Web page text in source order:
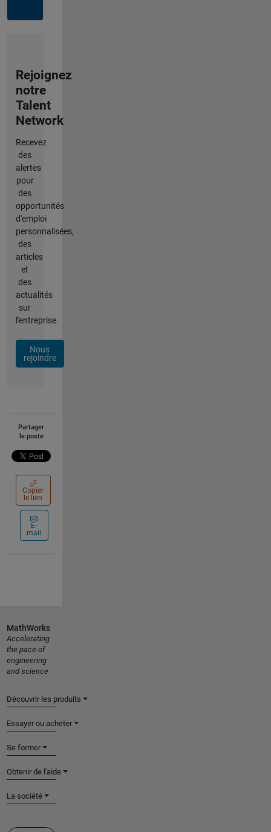
Rejoignez
notre
Talent
Network
Recevez
des
alertes
pour
des
opportunités
d'emploi
personnalisées,
des
articles
et
des
actualités
sur
l'entreprise.
Nous
rejoindre
Partager
le poste
Copier
le lien
E-
mail
MathWorks
Accelerating
the pace of
engineering
and science
Découvrir les produits
Essayer ou acheter
Se former
Obtenir de l'aide
La société